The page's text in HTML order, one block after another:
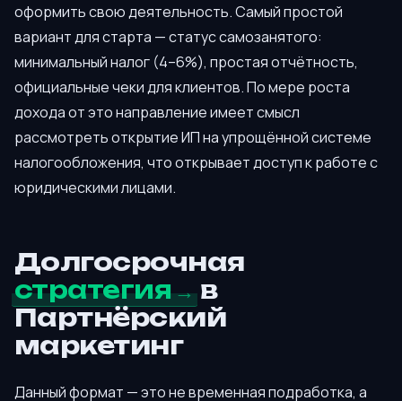
оформить свою деятельность. Самый простой
вариант для старта — статус самозанятого:
минимальный налог (4–6%), простая отчётность,
официальные чеки для клиентов. По мере роста
дохода от это направление имеет смысл
рассмотреть открытие ИП на упрощённой системе
налогообложения, что открывает доступ к работе с
юридическими лицами.
Долгосрочная
стратегия
в
Партнёрский
маркетинг
Данный формат — это не временная подработка, а